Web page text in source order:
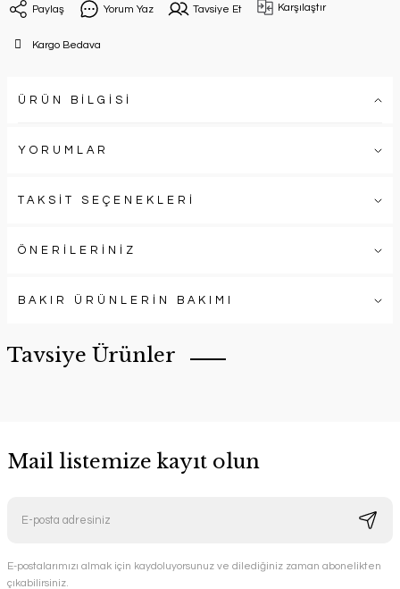
Paylaş Yorum Yaz Tavsiye Et Karşılaştır
Kargo Bedava
ÜRÜN BİLGİSİ
YORUMLAR
TAKSİT SEÇENEKLERİ
ÖNERİLERİNİZ
BAKIR ÜRÜNLERİN BAKIMI
Tavsiye Ürünler
Handygoo
Mail listemize kayıt olun
E-postalarımızı almak için kaydoluyorsunuz ve dilediğiniz zaman abonelikten
çıkabilirsiniz.